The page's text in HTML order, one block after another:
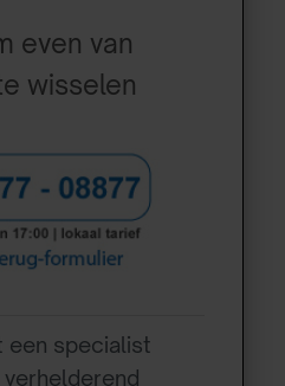
even van
wisselen
een specialist